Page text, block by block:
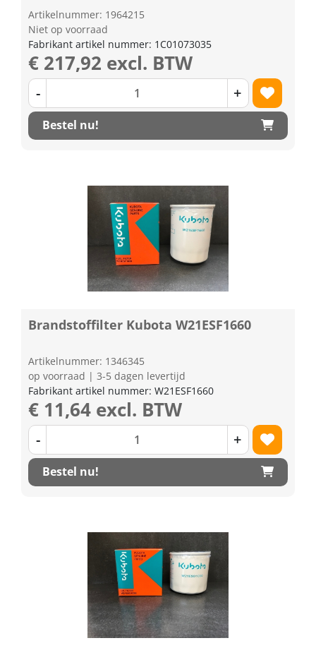
Artikelnummer: 1964215
Niet op voorraad
Fabrikant artikel nummer: 1C01073035
€ 217,92 excl. BTW
- +
Bestel nu!
Brandstoffilter Kubota W21ESF1660
Artikelnummer: 1346345
op voorraad | 3-5 dagen levertijd
Fabrikant artikel nummer: W21ESF1660
€ 11,64 excl. BTW
- +
Bestel nu!